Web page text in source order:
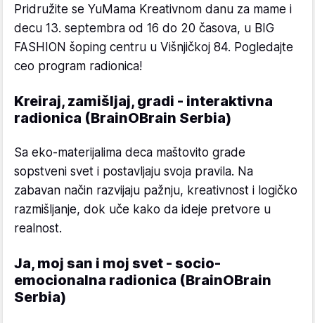
Pridružite se YuMama Kreativnom danu za mame i
decu 13. septembra od 16 do 20 časova, u BIG
FASHION šoping centru u Višnjičkoj 84. Pogledajte
ceo program radionica!
Kreiraj, zamišljaj, gradi - interaktivna
radionica (BrainOBrain Serbia)
Sa eko-materijalima deca maštovito grade
sopstveni svet i postavljaju svoja pravila. Na
zabavan način razvijaju pažnju, kreativnost i logičko
razmišljanje, dok uče kako da ideje pretvore u
realnost.
Ja, moj san i moj svet - socio-
emocionalna radionica (BrainOBrain
Serbia)